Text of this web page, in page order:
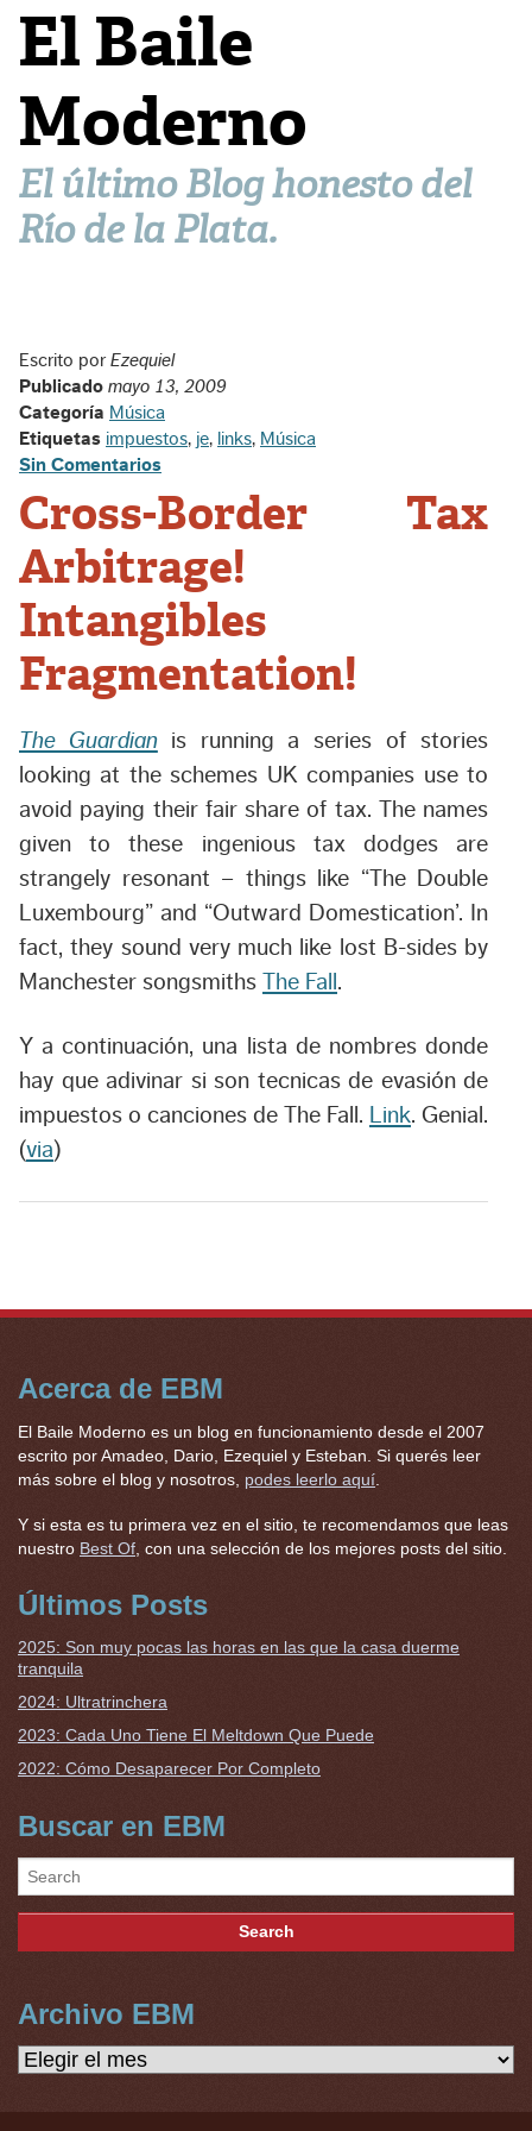
El Baile
Moderno
El último Blog honesto del
Río de la Plata.
Escrito porEzequiel
Publicado mayo 13, 2009
Categoría Música
Etiquetas impuestos, je, links, Música
Sin Comentarios
Cross-Border Tax
Arbitrage!
Intangibles
Fragmentation!
The Guardian
is running a series of stories
looking at the schemes UK companies use to
avoid paying their fair share of tax. The names
given to these ingenious tax dodges are
strangely resonant – things like “The Double
Luxembourg” and “Outward Domestication’. In
fact, they sound very much like lost B-sides by
Manchester songsmiths The Fall .
Y a continuación, una lista de nombres donde
hay que adivinar si son tecnicas de evasión de
impuestos o canciones de The Fall.
Link. Genial.
(via)
Acerca de EBM
El Baile Moderno es un blog en funcionamiento desde el 2007
escrito por Amadeo, Dario, Ezequiel y Esteban. Si querés leer
más sobre el blog y nosotros, podes leerlo aquí.
Y si esta es tu primera vez en el sitio, te recomendamos que leas
nuestro Best Of, con una selección de los mejores posts del sitio.
Últimos Posts
2025: Son muy pocas las horas en las que la casa duerme
tranquila
2024: Ultratrinchera
2023: Cada Uno Tiene El Meltdown Que Puede
2022: Cómo Desaparecer Por Completo
Buscar en EBM
Archivo EBM
Archivo
EBM